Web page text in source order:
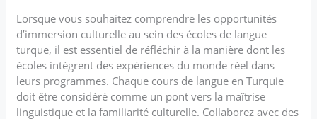
Lorsque vous souhaitez comprendre les opportunités
d’immersion culturelle au sein des écoles de langue
turque, il est essentiel de réfléchir à la manière dont les
écoles intègrent des expériences du monde réel dans
leurs programmes. Chaque cours de langue en Turquie
doit être considéré comme un pont vers la maîtrise
linguistique et la familiarité culturelle. Collaborez avec des